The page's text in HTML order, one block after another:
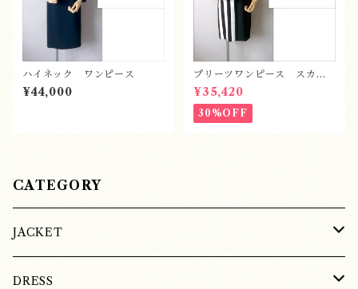
ハイネック ワンピース
¥44,000
プリーツワンピース スカー
ト
¥35,420
30%OFF
CATEGORY
JACKET
SILK
DRESS